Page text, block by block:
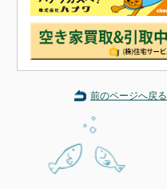
前のページへ戻る